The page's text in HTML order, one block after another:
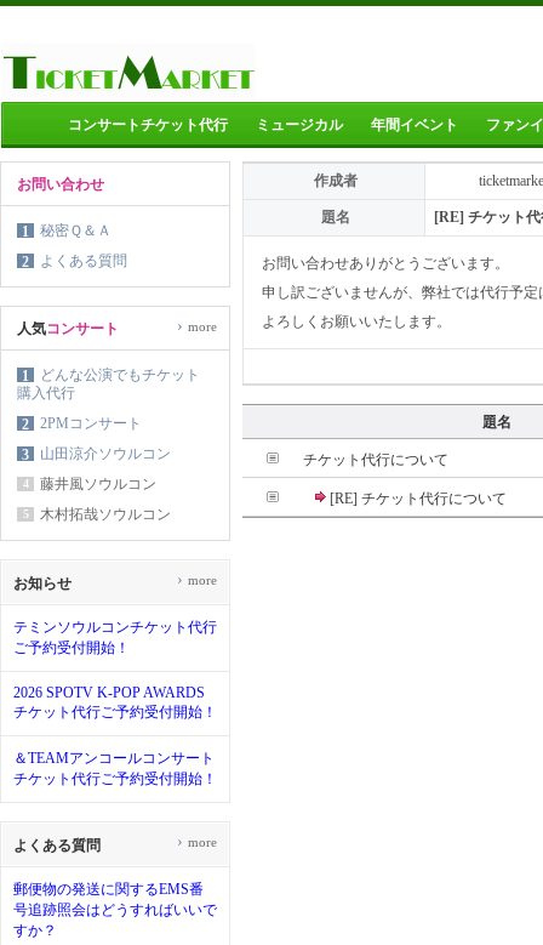
コンサートチケット代行 ミュージカル 年間イベント ファン
お問い合わせ
1
秘密Ｑ＆Ａ
2
よくある質問
人気コンサート
1
どんな公演でもチケット
購入代行
2
2PMコンサート
3
山田涼介ソウルコン
4 藤井風ソウルコン
5 木村拓哉ソウルコン
› more
お知らせ
テミンソウルコンチケット代行
ご予約受付開始！
2026 SPOTV K-POP AWARDS
チケット代行ご予約受付開始！
＆TEAMアンコールコンサート
チケット代行ご予約受付開始！
› more
よくある質問
郵便物の発送に関するEMS番
号追跡照会はどうすればいいで
すか？
› more
作成者
題名 [RE] チケット
お問い合わせありがとうございます。
申し訳ございませんが、弊社では代行予定
よろしくお願いいたします。
題名
チケット代行について
[RE] チケット代行について